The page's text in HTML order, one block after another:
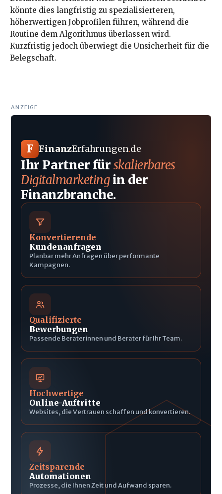
könnte dies langfristig zu spezialisierteren,
höherwertigen Jobprofilen führen, während die
Routine dem Algorithmus überlassen wird.
Kurzfristig jedoch überwiegt die Unsicherheit für die
Belegschaft.
ANZEIGE
F FinanzErfahrungen.de
Ihr Partner fürskalierbares
Digitalmarketingin der
Finanzbranche.
Konvertierende
Kundenanfragen
Planbar mehr Anfragen über performante
Kampagnen.
Qualifizierte
Bewerbungen
Passende Beraterinnen und Berater für Ihr Team.
Hochwertige
Online-Auftritte
Websites, die Vertrauen schaffen und konvertieren.
Zeitsparende
Automationen
Prozesse, die Ihnen Zeit und Aufwand sparen.